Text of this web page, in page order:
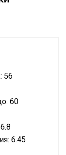
56
60
6.45